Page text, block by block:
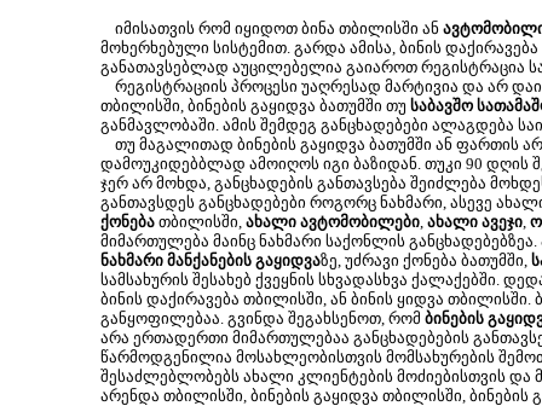
იმისათვის რომ იყიდოთ ბინა თბილისში ან
მოხერხებული სისტემით. გარდა ამისა, ბინის
განათავსებლად აუცილებელია გაიაროთ რეგისტრაცია
რეგისტრაციის პროცესი უაღრესად მარტივია და არ
თბილისში, ბინების გაყიდვა ბათუმში თუ საბავშო
განმავლობაში. ამის შემდეგ განცხადებები ალაგდება
თუ მაგალითად ბინების გაყიდვა ბათუმში ან ფართის
დამოუკიდებბლად ამოიღოს იგი ბაზიდან. თუკი 90 დღის
ჯერ არ მოხდა, განცხადების განთავსება შეიძლება
განთავსდეს განცხადებები როგორც ნახმარი, ასევე
ქონება თბილისში, ახალი ავტომობილები, ახალი ავეჯი,
მიმართულება მაინც ნახმარი საქონლის
ნახმარი მანქანების გაყიდვაზე, უძრავი ქონება ბათუმში,
სამსახურის შესახებ ქვეყნის სხვადასხვა ქალაქებში.
ბინის დაქირავება თბილისში, ან ბინის ყიდვა
განყოფილებაა. გვინდა შეგახსენოთ, რომ ბინების
არა ერთადერთი მიმართულებაა განცხადებების
წარმოდგენილია მოსახლეობისთვის მომსახურების
შესაძლებლობებს ახალი კლიენტების მოძიებისთვის და
არენდა თბილისში, ბინების გაყიდვა თბილისში, ბინების